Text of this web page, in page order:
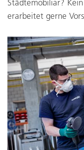
Städtemobiliar?
erarbeitet gerne